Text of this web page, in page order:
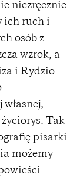
niezręcznie
ich ruch i
osób z
wzrok, a
i Rydzio
życiorys. Tak
pisarki
możemy